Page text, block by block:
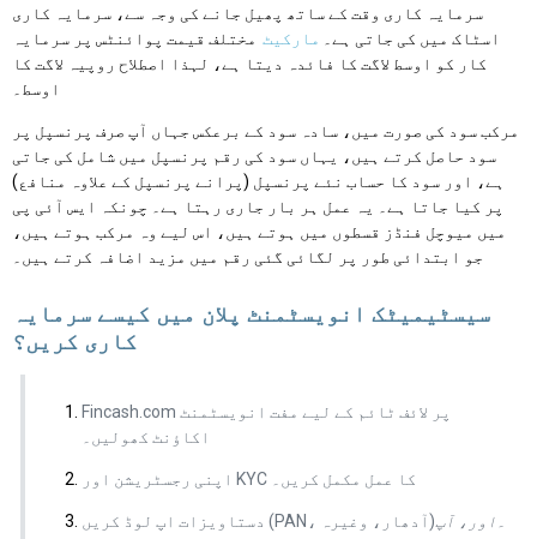
سرمایہ کاری وقت کے ساتھ پھیل جانے کی وجہ سے، سرمایہ کاری
اسٹاک میں کی جاتی ہے۔
مارکیٹ مختلف قیمت پوائنٹس پر سرمایہ
کار کو اوسط لاگت کا فائدہ دیتا ہے، لہذا اصطلاح روپیہ لاگت کا
اوسط۔
مرکب سود کی صورت میں، سادہ سود کے برعکس جہاں آپ صرف پرنسپل پر
سود حاصل کرتے ہیں، یہاں سود کی رقم پرنسپل میں شامل کی جاتی
ہے، اور سود کا حساب نئے پرنسپل (پرانے پرنسپل کے علاوہ منافع)
پر کیا جاتا ہے۔ یہ عمل ہر بار جاری رہتا ہے۔ چونکہ ایس آئی پی
میں میوچل فنڈز قسطوں میں ہوتے ہیں، اس لیے وہ مرکب ہوتے ہیں،
جو ابتدائی طور پر لگائی گئی رقم میں مزید اضافہ کرتے ہیں۔
سیسٹیمیٹک انویسٹمنٹ پلان میں کیسے سرمایہ
کاری کریں؟
Fincash.com پر لائف ٹائم کے لیے مفت انویسٹمنٹ
اکاؤنٹ کھولیں۔
اپنی رجسٹریشن اور KYC کا عمل مکمل کریں۔
اور، آپ